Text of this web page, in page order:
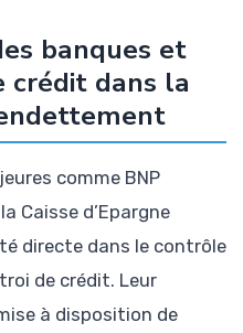
banques et
crédit dans la
comme BNP
Caisse d’Epargne
directe dans le contrôle
de crédit. Leur
à disposition de